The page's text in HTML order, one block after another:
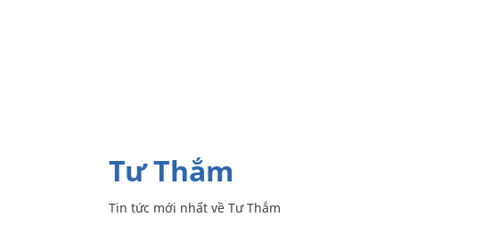
Tư Thắm
Tin tức mới nhất về Tư Thắm